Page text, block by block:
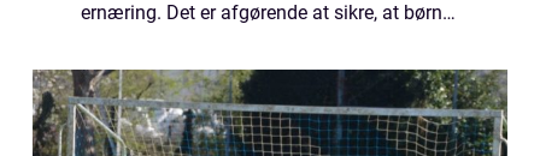
ernæring. Det er afgørende at sikre, at børn
vitaminer, samtidig med at det ska...